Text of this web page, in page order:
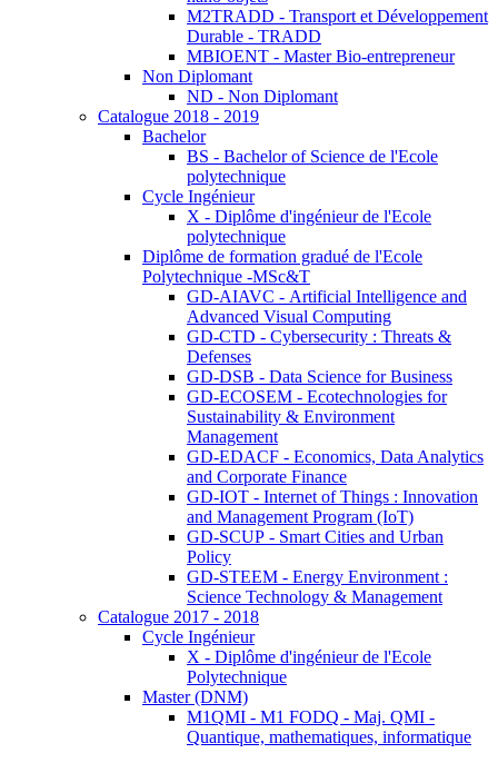
M2TRADD - Transport et Développement
Durable - TRADD
MBIOENT - Master Bio-entrepreneur
Non Diplomant
ND - Non Diplomant
Catalogue 2018 - 2019
Bachelor
BS - Bachelor of Science de l'Ecole
polytechnique
Cycle Ingénieur
X - Diplôme d'ingénieur de l'Ecole
polytechnique
Diplôme de formation gradué de l'Ecole
Polytechnique -MSc&T
GD-AIAVC - Artificial Intelligence and
Advanced Visual Computing
GD-CTD - Cybersecurity : Threats &
Defenses
GD-DSB - Data Science for Business
GD-ECOSEM - Ecotechnologies for
Sustainability & Environment
Management
GD-EDACF - Economics, Data Analytics
and Corporate Finance
GD-IOT - Internet of Things : Innovation
and Management Program (IoT)
GD-SCUP - Smart Cities and Urban
Policy
GD-STEEM - Energy Environment :
Science Technology & Management
Catalogue 2017 - 2018
Cycle Ingénieur
X - Diplôme d'ingénieur de l'Ecole
Polytechnique
Master (DNM)
M1QMI - M1 FODQ - Maj. QMI -
Quantique, mathematiques, informatique